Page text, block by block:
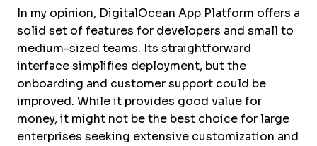
In my opinion, DigitalOcean App Platform offers a
solid set of features for developers and small to
medium-sized teams. Its straightforward
interface simplifies deployment, but the
onboarding and customer support could be
improved. While it provides good value for
money, it might not be the best choice for large
enterprises seeking extensive customization and